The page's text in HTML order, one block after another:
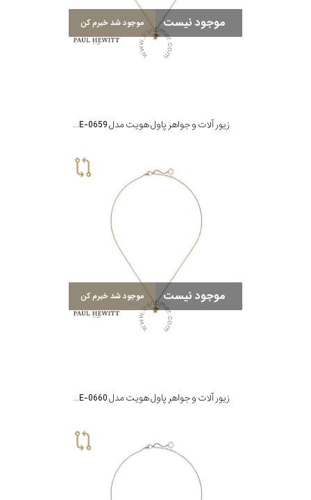
موجود نیست موجود شد خبرم کن
زیور آلات و جواهر پاول هویت مدل PH-JE-0659
موجود نیست موجود شد خبرم کن
زیور آلات و جواهر پاول هویت مدل PH-JE-0660